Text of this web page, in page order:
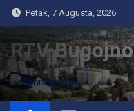
Petak, 7 Augusta, 2026
RTV Bugojno